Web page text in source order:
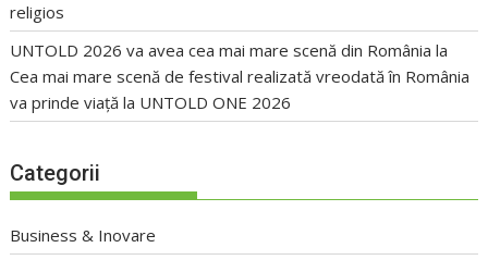
religios
UNTOLD 2026 va avea cea mai mare scenă din România la
Cea mai mare scenă de festival realizată vreodată în România
va prinde viață la UNTOLD ONE 2026
Categorii
Business & Inovare